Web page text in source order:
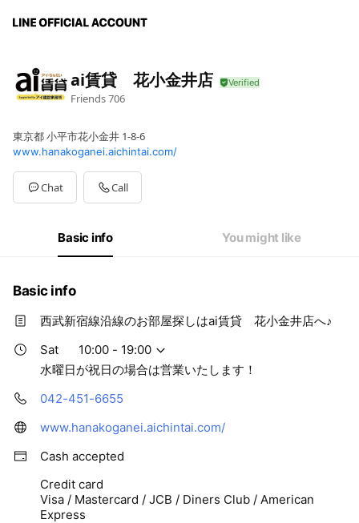
ai賃貸 花小金井店
Friends706
東京都 小平市花小金井 1-8-6
www.hanakoganei.aichintai.com/
Chat Call
Basic info You might like
Basic info
西武新宿線沿線のお部屋探しはai賃貸 花小金井店へ♪
Sat
10:00 - 19:00
水曜日が祝日の場合は営業いたします！
042-451-6655
www.hanakoganei.aichintai.com/
Cash accepted
Credit card
Visa / Mastercard / JCB / Diners Club / American
Express